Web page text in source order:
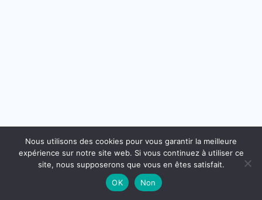
Copyright © 2026 - WordPress Theme by
Nous utilisons des cookies pour vous garantir la meilleure
expérience sur notre site web. Si vous continuez à utiliser ce
site, nous supposerons que vous en êtes satisfait.
OK
Non